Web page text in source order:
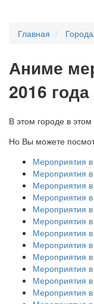
Главная Города
Аниме
2016
В этом городе в
Но Вы можете
Мероприятия
Мероприятия
Мероприятия
Мероприятия
Мероприятия
Мероприятия
Мероприятия
Мероприятия
Мероприятия
Мероприятия
Мероприятия
Мероприятия